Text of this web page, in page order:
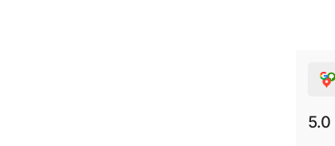
5.0